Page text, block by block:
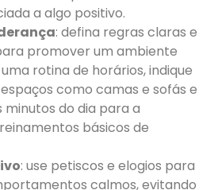
a algo positivo.
: defina regras claras e
promover um ambiente
rotina de horários, indique
como camas e sofás e
minutos do dia para a
básicos de
: use petiscos e elogios para
calmos, evitando